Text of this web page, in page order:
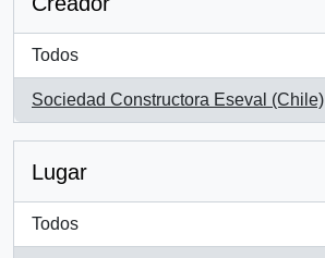
Todos
Sociedad Constructora Eseval (Chile)
, 1 resultados
Lugar
Todos